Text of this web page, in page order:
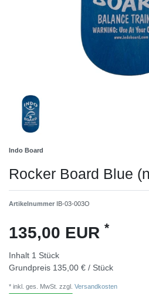
Indo Board
Rocker Board Blue
Artikelnummer IB-03-003O
135,00 EUR *
Inhalt 1 Stück
Grundpreis 135,00 € / Stück
* inkl. ges. MwSt. zzgl. Versandkosten